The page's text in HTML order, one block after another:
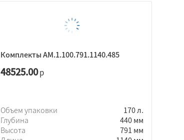
Комплекты AM.1.100.791.1140.485
48525.00р
Объем упаковки
170 л.
Глубина
440 мм
Высота
791 мм